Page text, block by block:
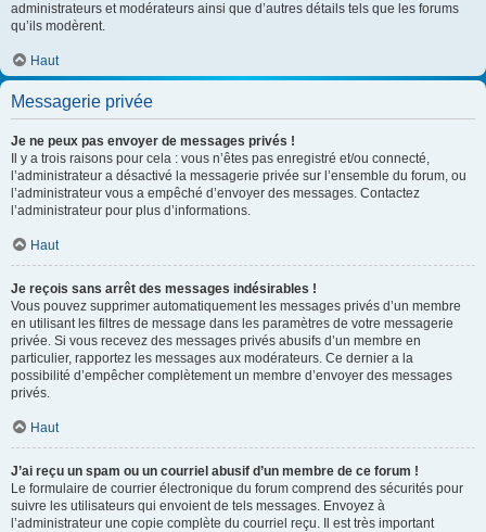
administrateurs et modérateurs ainsi que d’autres détails tels que les forums
qu’ils modèrent.
Haut
Messagerie privée
Je ne peux pas envoyer de messages privés !
Il y a trois raisons pour cela : vous n’êtes pas enregistré et/ou connecté,
l’administrateur a désactivé la messagerie privée sur l’ensemble du forum, ou
l’administrateur vous a empêché d’envoyer des messages. Contactez
l’administrateur pour plus d’informations.
Haut
Je reçois sans arrêt des messages indésirables !
Vous pouvez supprimer automatiquement les messages privés d’un membre
en utilisant les filtres de message dans les paramètres de votre messagerie
privée. Si vous recevez des messages privés abusifs d’un membre en
particulier, rapportez les messages aux modérateurs. Ce dernier a la
possibilité d’empêcher complètement un membre d’envoyer des messages
privés.
Haut
J’ai reçu un spam ou un courriel abusif d’un membre de ce forum !
Le formulaire de courrier électronique du forum comprend des sécurités pour
suivre les utilisateurs qui envoient de tels messages. Envoyez à
l’administrateur une copie complète du courriel reçu. Il est très important